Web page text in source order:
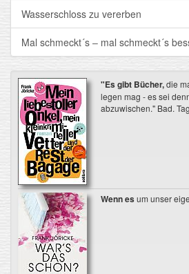
Wasserschloss zu vererben
Mal schmeckt´s ‒ mal schmeckt´s
"Es gibt Bücher,die
legen mag - es sei
abzuwischen." Bad.
Wenn es um unser